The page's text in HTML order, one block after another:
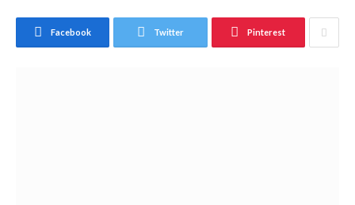
Facebook Twitter Pinterest